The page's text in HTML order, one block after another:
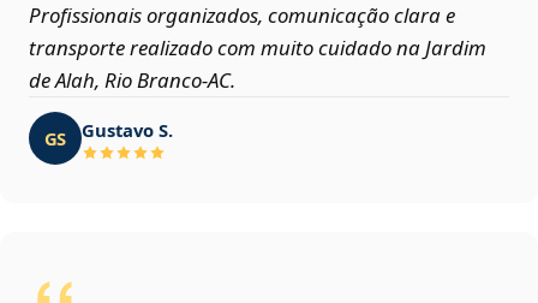
Profissionais organizados, comunicação clara e
transporte realizado com muito cuidado na Jardim
de Alah, Rio Branco‑AC.
GS Gustavo S.